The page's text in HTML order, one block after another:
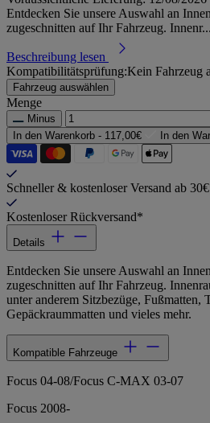
Entdecken Sie unsere Auswahl an
zugeschnitten auf Ihr Fahrzeug. Innenr...
Beschreibung lesen
Kompatibilitätsprüfung:Kein Fahrzeug
Fahrzeug auswählen
Menge
Minus
In den Warenkorb - 117,00€ In den
Schneller & kostenloser Versand ab
Kostenloser Rückversand*
Details
Entdecken Sie unsere Auswahl an
zugeschnitten auf Ihr Fahrzeug.
unter anderem Sitzbezüge, Fußmatten,
Gepäckraummatten und vieles mehr.
Kompatible Fahrzeuge
Focus 04-08/Focus C-MAX 03-07
Focus 2008-